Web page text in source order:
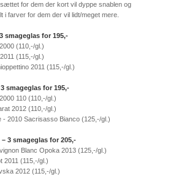
for dem der kort vil dyppe snablen og
i farver for dem der vil lidt/meget mere.
smageglas for 195,-
(110,-/gl.)
(115,-/gl.)
2011 (115,-/gl.)
smageglas for 195,-
110 (110,-/gl.)
2012 (110,-/gl.)
- 2010 Sacrisasso Bianco (125,-/gl.)
3 smageglas for 205,-
Blanc Opoka 2013 (125,-/gl.)
2011 (115,-/gl.)
2012 (115,-/gl.)